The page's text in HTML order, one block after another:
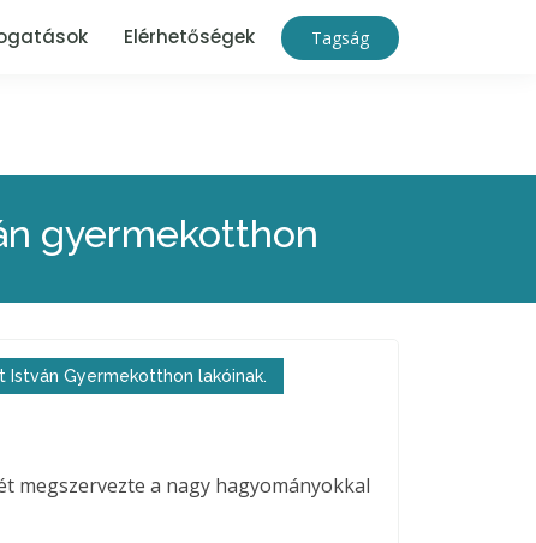
Elérhetőségek Tagság
gyermekotthon
Gyermekotthon lakóinak.
megszervezte a nagy hagyományokkal